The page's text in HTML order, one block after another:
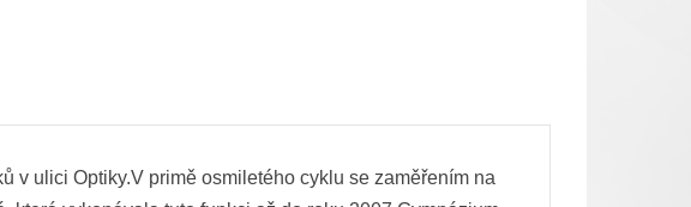
osobností 16. a 17. století Jana Blahoslava a Jan Ámose
v ulici Optiky.V primě osmiletého cyklu se zaměřením na